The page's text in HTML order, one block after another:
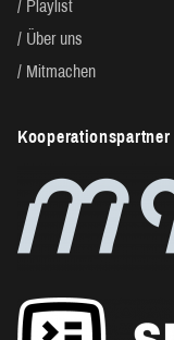
Playlist
Über uns
Mitmachen
Kooperationspartner